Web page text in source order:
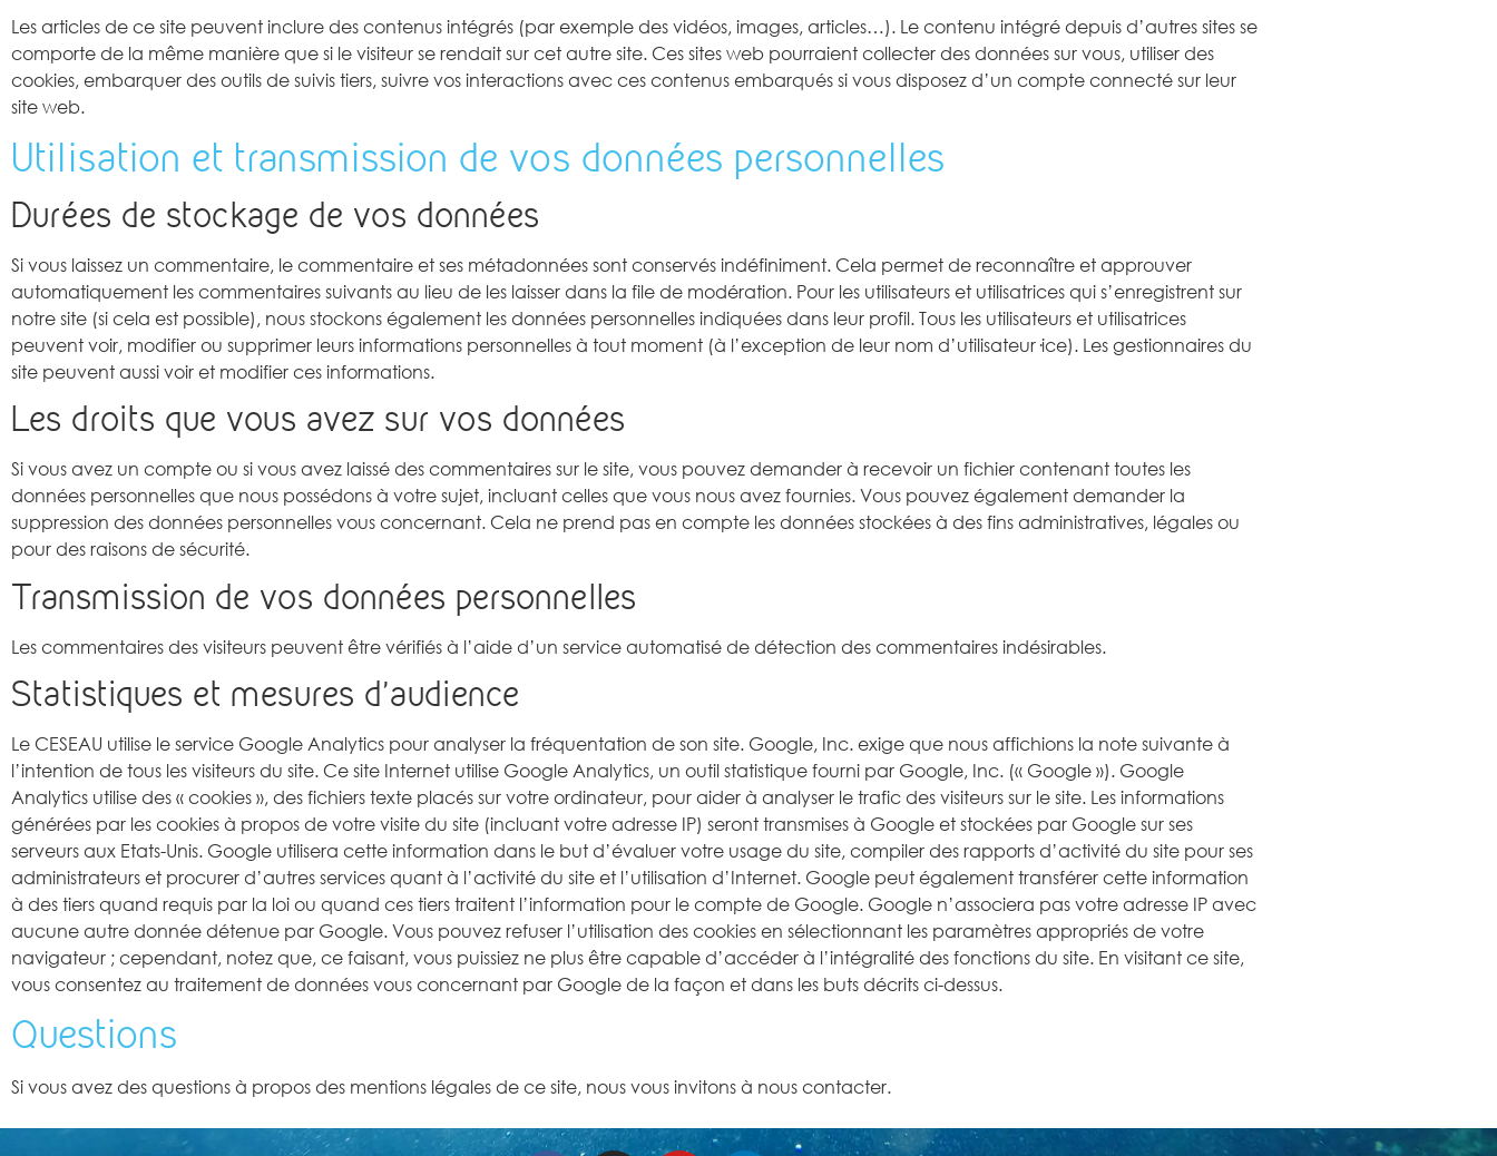
Les articles de ce site peuvent inclure des contenus intégrés (par exemple des vidéos, images, articles…). Le contenu intégré depuis d’autres sites se
comporte de la même manière que si le visiteur se rendait sur cet autre site. Ces sites web pourraient collecter des données sur vous, utiliser des
cookies, embarquer des outils de suivis tiers, suivre vos interactions avec ces contenus embarqués si vous disposez d’un compte connecté sur leur
site web.
Utilisation et transmission de vos données personnelles
Durées de stockage de vos données
Si vous laissez un commentaire, le commentaire et ses métadonnées sont conservés indéfiniment. Cela permet de reconnaître et approuver
automatiquement les commentaires suivants au lieu de les laisser dans la file de modération. Pour les utilisateurs et utilisatrices qui s’enregistrent sur
notre site (si cela est possible), nous stockons également les données personnelles indiquées dans leur profil. Tous les utilisateurs et utilisatrices
peuvent voir, modifier ou supprimer leurs informations personnelles à tout moment (à l’exception de leur nom d’utilisateur·ice). Les gestionnaires du
site peuvent aussi voir et modifier ces informations.
Les droits que vous avez sur vos données
Si vous avez un compte ou si vous avez laissé des commentaires sur le site, vous pouvez demander à recevoir un fichier contenant toutes les
données personnelles que nous possédons à votre sujet, incluant celles que vous nous avez fournies. Vous pouvez également demander la
suppression des données personnelles vous concernant. Cela ne prend pas en compte les données stockées à des fins administratives, légales ou
pour des raisons de sécurité.
Transmission de vos données personnelles
Les commentaires des visiteurs peuvent être vérifiés à l’aide d’un service automatisé de détection des commentaires indésirables.
Statistiques et mesures d’audience
Le CESEAU utilise le service Google Analytics pour analyser la fréquentation de son site. Google, Inc. exige que nous affichions la note suivante à
l’intention de tous les visiteurs du site. Ce site Internet utilise Google Analytics, un outil statistique fourni par Google, Inc. (« Google »). Google
Analytics utilise des « cookies », des fichiers texte placés sur votre ordinateur, pour aider à analyser le trafic des visiteurs sur le site. Les informations
générées par les cookies à propos de votre visite du site (incluant votre adresse IP) seront transmises à Google et stockées par Google sur ses
serveurs aux Etats-Unis. Google utilisera cette information dans le but d’évaluer votre usage du site, compiler des rapports d’activité du site pour ses
administrateurs et procurer d’autres services quant à l’activité du site et l’utilisation d’Internet. Google peut également transférer cette information
à des tiers quand requis par la loi ou quand ces tiers traitent l’information pour le compte de Google. Google n’associera pas votre adresse IP avec
aucune autre donnée détenue par Google. Vous pouvez refuser l’utilisation des cookies en sélectionnant les paramètres appropriés de votre
navigateur ; cependant, notez que, ce faisant, vous puissiez ne plus être capable d’accéder à l’intégralité des fonctions du site. En visitant ce site,
vous consentez au traitement de données vous concernant par Google de la façon et dans les buts décrits ci-dessus.
Questions
Si vous avez des questions à propos des mentions légales de ce site, nous vous invitons à nous contacter.